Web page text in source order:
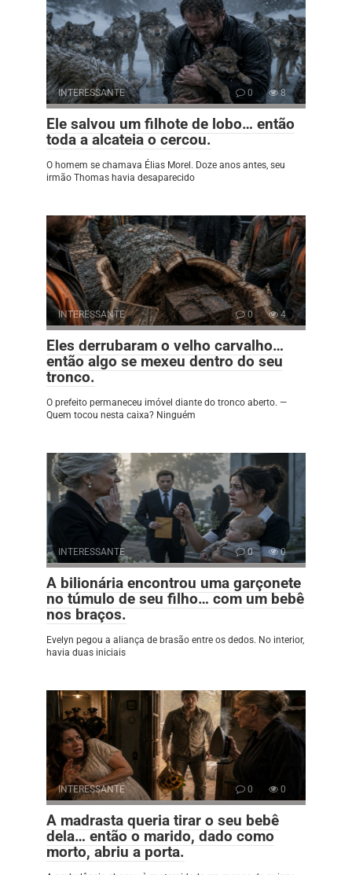
INTERESSANTE 0 8
Ele salvou um filhote de lobo… então
toda a alcateia o cercou.
O homem se chamava Élias Morel. Doze anos antes, seu
irmão Thomas havia desaparecido
INTERESSANTE 0 4
Eles derrubaram o velho carvalho…
então algo se mexeu dentro do seu
tronco.
O prefeito permaneceu imóvel diante do tronco aberto. —
Quem tocou nesta caixa? Ninguém
INTERESSANTE 0 0
A bilionária encontrou uma garçonete
no túmulo de seu filho… com um bebê
nos braços.
Evelyn pegou a aliança de brasão entre os dedos. No interior,
havia duas iniciais
INTERESSANTE 0 0
A madrasta queria tirar o seu bebê
dela… então o marido, dado como
morto, abriu a porta.